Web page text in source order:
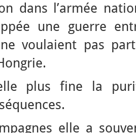
dans l’armée
une guerre
voulaient pas
plus fine la
elle a